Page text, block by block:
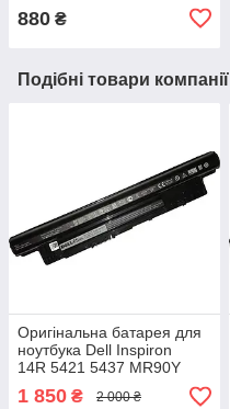
880 ₴
Подібні товари компанії
Оригінальна батарея для
ноутбука Dell Inspiron
14R 5421 5437 MR90Y
1 850 ₴ 2 000 ₴